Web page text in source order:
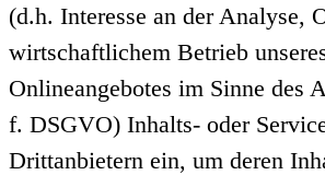
(d.h. Interesse an der Analyse,
wirtschaftlichem Betrieb
Onlineangebotes im Sinne des
f. DSGVO) Inhalts- oder
Drittanbietern ein, um deren